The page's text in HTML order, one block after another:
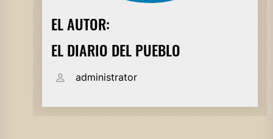
EL AUTOR:
EL DIARIO DEL PUEBLO
administrator